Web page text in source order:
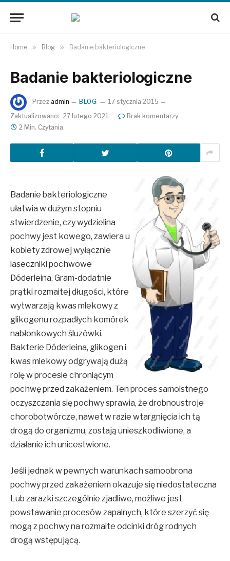
Home » Blog » Badanie bakteriologiczne
Badanie bakteriologiczne
Przez admin BLOG
17 stycznia 2015
Zaktualizowano: 27 lutego 2021
Brak komentarzy
2 Min. Czytania
Badanie bakteriologiczne
ułatwia w dużym stopniu
stwierdzenie, czy wydzielina
pochwy jest kowego, zawiera u
kobiety zdrowej wyłącznie
laseczniki pochwowe
Dóderleina, Gram-dodatnie
prątki rozmaitej długości, które
wytwarzają kwas mlekowy z
glikogenu rozpadłych komórek
nabłonkowych śluzówki.
Bakterie Dóderieina, glikogen i
kwas mlekowy odgrywają dużą
rolę w procesie chroniącym
pochwę przed zakażeniem. Ten proces samoistnego
oczyszczania się pochwy sprawia, że drobnoustroje
chorobotwórcze, nawet w razie wtargnięcia ich tą
drogą do organizmu, zostają unieszkodliwione, a
działanie ich unicestwione.
Jeśli jednak w pewnych warunkach samoobrona
pochwy przed zakażeniem okazuje się niedostateczna
Lub zarazki szczególnie zjadliwe, możliwe jest
powstawanie procesów zapalnych, które szerzyć się
mogą z pochwy na rozmaite odcinki dróg rodnych
drogą wstępującą.